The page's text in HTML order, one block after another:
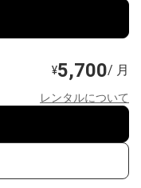
¥5,700/ 月
レンタルについて